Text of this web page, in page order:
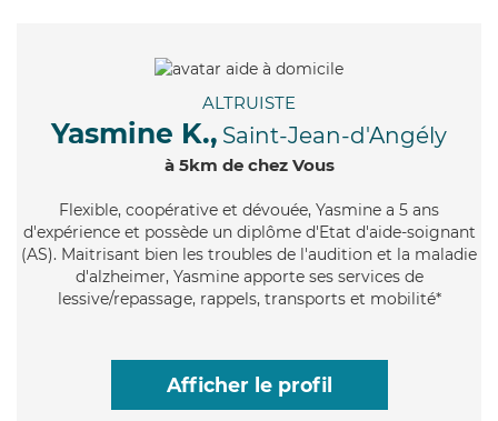
ALTRUISTE
Yasmine K., Saint-Jean-d'Angély
à 5km de chez Vous
Flexible, coopérative et dévouée, Yasmine a 5 ans
d'expérience et possède un diplôme d'Etat d'aide-soignant
(AS). Maitrisant bien les troubles de l'audition et la maladie
d'alzheimer, Yasmine apporte ses services de
lessive/repassage, rappels, transports et mobilité*
Afficher le profil